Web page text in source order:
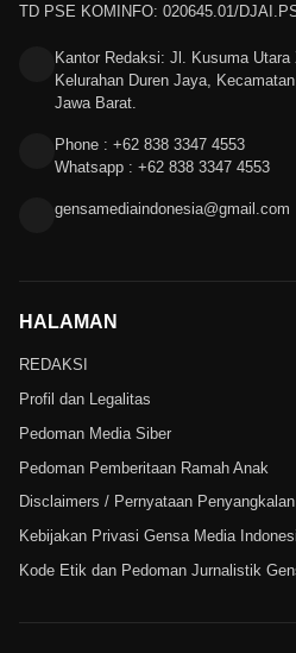
TD PSE KOMINFO: 020645.01/
Kantor Redaksi: Jl. Kusuma Utara
Kelurahan Duren Jaya,
Jawa Barat.
Phone : +62 838 3347 4553
Whatsapp : +62 838 3347 4553
gensamediaindonesia@gmail.com
HALAMAN
REDAKSI
Profil dan Legalitas
Pedoman Media Siber
Pedoman Pemberitaan Ramah Anak
Disclaimers / Pernyataan Penyangkalan
Kebijakan Privasi Gensa Media
Kode Etik dan Pedoman Jurnalistik